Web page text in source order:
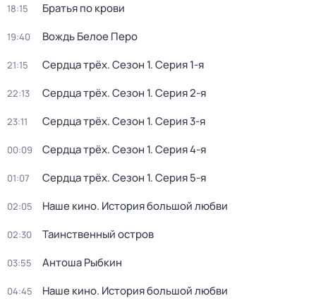
18:15 Братья по крови
19:40 Вождь Белое Перо
21:15 Сердца трёх. Сезон 1. Серия 1-я
22:13 Сердца трёх. Сезон 1. Серия 2-я
23:11 Сердца трёх. Сезон 1. Серия 3-я
00:09 Сердца трёх. Сезон 1. Серия 4-я
01:07 Сердца трёх. Сезон 1. Серия 5-я
02:05 Нaше кинo. История большой любви
02:30 Таинственный остров
03:55 Антoшa Рыбкин
04:45 Наше кино. История большой любви